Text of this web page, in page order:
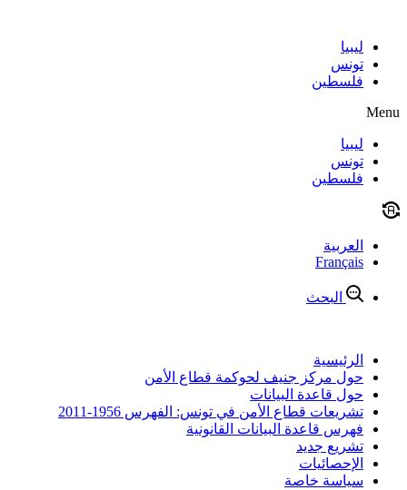
contentليبيا
تونس
فلسطين
Menu
ليبيا
تونس
فلسطين
العربية
Français
البحث
الرئيسية
حول مركز جنيف لحوكمة قطاع الأمن
حول قاعدة البيانات
تشريعات قطاع الأمن في تونس: الفهرس 1956-2011
فهرس قاعدة البيانات القانونية
تشريع جديد
الإحصائيات
سياسة خاصة